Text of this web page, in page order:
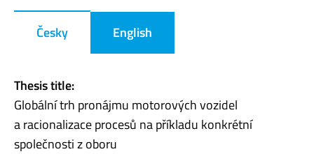
Česky English
Thesis title:
Globální trh pronájmu motorových vozidel
a racionalizace procesů na příkladu konkrétní
společnosti z oboru